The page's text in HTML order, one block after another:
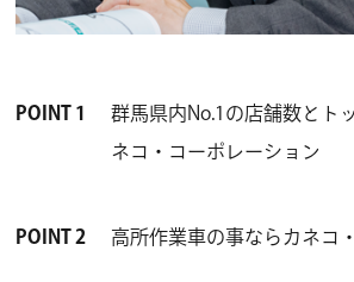
POINT 1
群馬県内No.1の店舗数とト
ネコ・コーポレーション
POINT 2 高所作業車の事ならカネコ